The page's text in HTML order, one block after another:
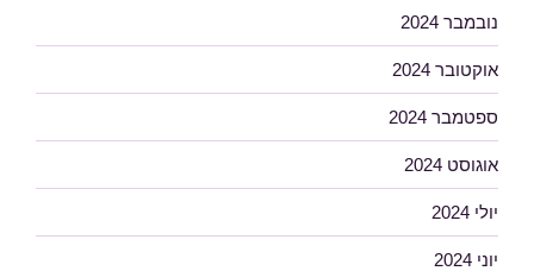
נובמבר 2024
אוקטובר 2024
ספטמבר 2024
אוגוסט 2024
יולי 2024
יוני 2024